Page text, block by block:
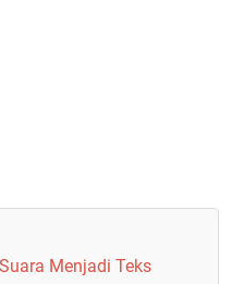
Menjadi Teks